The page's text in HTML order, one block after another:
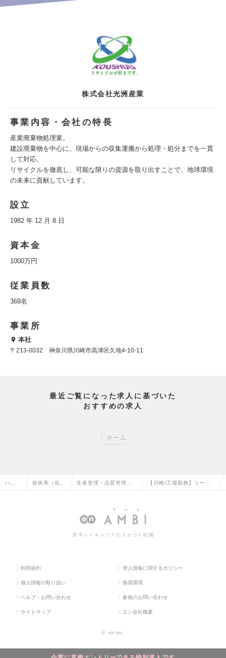
株式会社光洲産業
事業内容・会社の特長
産業廃棄物処理業。
建設廃棄物を中心に、現場からの収集運搬から処理・処分までを一貫
して対応。
リサイクルを徹底し、可能な限りの資源を取り出すことで、地球環境
の未来に貢献しています。
設立
1982 年 12 月 8 日
資本金
1000万円
従業員数
369名
事業所
本社
〒213-0032 神奈川県川崎市高津区久地4-10-11
最近ご覧になった求人に基づいた
おすすめの求人
ホーム
ハイ 技術系（化 生産管理・品質管理・
学・素材・食品・衣
【川崎/工場勤務】リーダ
若手ハイキャリアのスカウト転職
利用規約 求人情報に関するポリシー
個人情報の取り扱い 推奨環境
ヘルプ・お問い合わせ 参画のお問い合わせ
サイトマップ エン会社概要
© en Inc.